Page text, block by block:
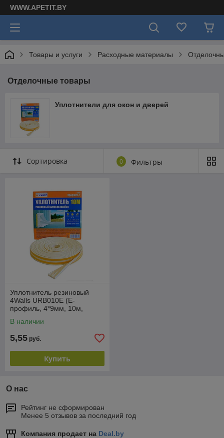
WWW.APETIT.BY
Товары и услуги Расходные материалы
Отделочные товары
Уплотнители для окон и дверей
Сортировка 0 Фильтры
Уплотнитель резиновый
4Walls URB010E (E-
профиль, 4*9мм, 10м,
В наличии
5,55 руб.
Купить
О нас
Рейтинг не сформирован
Менее 5 отзывов за последний год
Компания продает на Deal.by